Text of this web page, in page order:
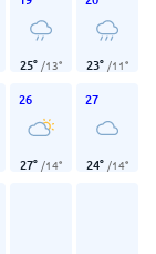
25° /13° 23° /11°
26
27° /14°
27
24° /14°